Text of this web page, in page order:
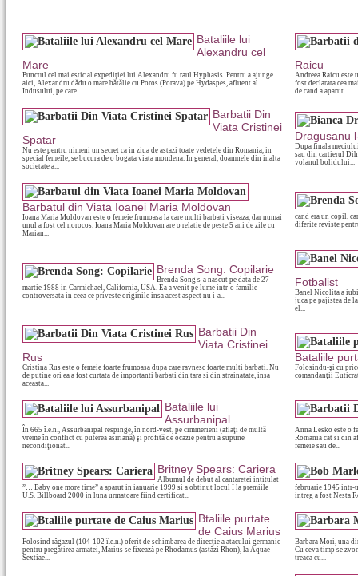
Bataliile lui
Alexandru cel
Mare
Punctul cel mai estic al expediţiei lui Alexandru fu raul Hyphasis. Pentru a ajunge
aici, Alexandru dădu o mare bătălie cu Poros (Porava) pe Hydaspes, afluent al
Indusului, pe care...
Raicu
Andreea Raicu este
fost declarata cea
de cand a aparut...
Barbatii Din
Viata Cristinei
Spatar
Nu este pentru nimeni un secret ca in ziua de astazi toate vedetele din Romania, in
special femeile, se bucura de o bogata viata mondena. In general, doamnele din inalta
societate a...
Dragusanu
Dupa finala
sau din cartierul
volanul bolidului...
Barbatul din Viata Ioanei Maria Moldovan
Ioana Maria Moldovan este o femeie frumoasa la care multi barbati viseaza, dar numai
unul a fost cel norocos. Ioana Maria Moldovan are o relatie de peste 5 ani de zile cu
Marian...
cand era un copil,
diferite reviste
Brenda Song: Copilarie
Brenda Song s-a nascut pe data de 27
martie 1988 in Carmichael, California, USA. Ea a venit pe lume intr-o familie
controversata in ceea ce priveste originile insa acest aspect nu i-a...
Fotbalist
Banel Nicolita a
juca pe pajistea de
el...
Barbatii Din
Viata Cristinei
Rus
Cristina Rus este o femeie foarte frumoasa dupa care ravnesc foarte multi barbati. Nu
de putine ori ea a fost curtata de importanti barbati din tara si din strainatate, insa
aceasta...
Bataliile
Folosindu-şi cu
comandanţii
Bataliile lui
Assurbanipal
În 665 î.e.n., Assurbanipal respinge, în nord-vest, pe cimmerieni (aflaţi de multă
vreme în conflict cu puterea asiriană) şi profită de ocazie pentru a supune
necondiţionat...
Anna Lesko este o
Romania cat si din
femeie sau de...
Britney Spears: Cariera
Albumul de debut al cantaretei intitulat
”… Baby one more time” a aparut in ianuarie 1999 si a obtinut locul I la premiile
U.S. Billboard 2000 in luna urmatoare fiind certificat...
februarie 1945 intr-
intreg a fost Nesta
Btaliile purtate
de Caius Marius
Folosind răgazul (104-102 î.e.n.) oferit de schimbarea de direcţie a atacului germanic
pentru pregătirea armatei, Marius se fixează pe Rhodamus (astăzi Rhon), la Aquae
Sextiae...
Barbara Mori, una
Cu ceva timp se
treaca cu...